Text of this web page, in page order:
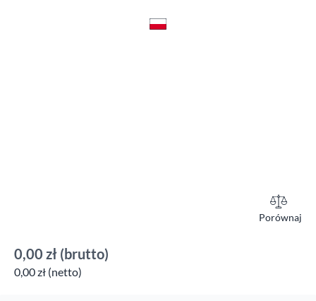
Porównaj
0,00 zł (brutto)
0,00 zł (netto)